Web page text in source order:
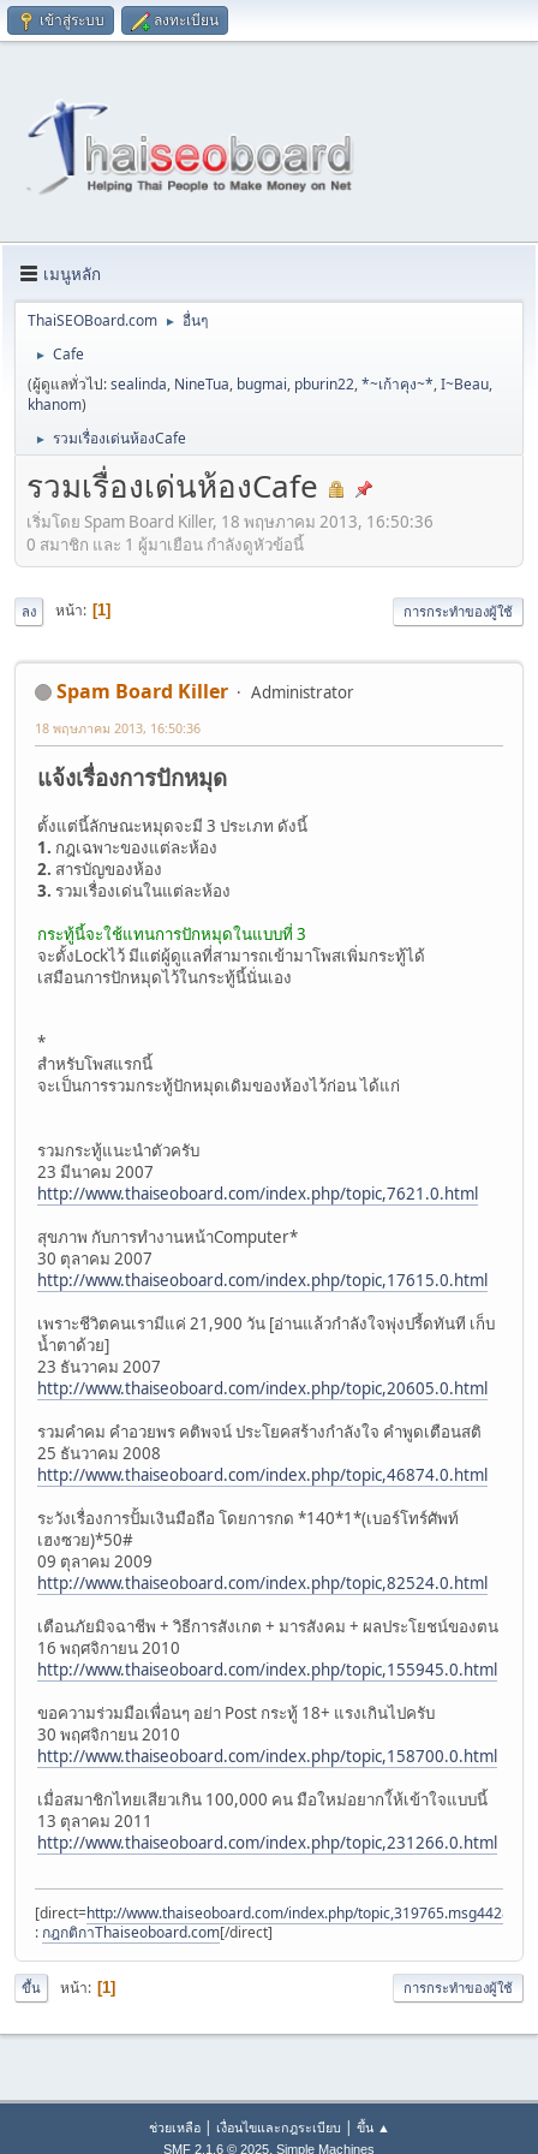
เข้าสู่ระบบ ลงทะเบียน
เมนูหลัก
ThaiSEOBoard.com ► อื่นๆ
►
Cafe
(ผู้ดูแลทั่วไป:sealinda, NineTua, bugmai, pburin22,*~เก้าคุง~*,I~Beau,
khanom)
► รวมเรื่องเด่นห้องCafe
รวมเรื่องเด่นห้องCafe
เริ่มโดย Spam Board Killer, 18 พฤษภาคม 2013, 16:50:36
0 สมาชิก และ 1 ผู้มาเยือน กำลังดูหัวข้อนี้
ลง หน้า 1 การกระทำของผู้ใช้
Spam Board Killer Administrator
18 พฤษภาคม 2013, 16:50:36
แจ้งเรื่องการปักหมุด
ตั้งแต่นี้ลักษณะหมุดจะมี 3 ประเภท ดังนี้
1. กฎเฉพาะของแต่ละห้อง
2. สารบัญของห้อง
3. รวมเรื่องเด่นในแต่ละห้อง
กระทู้นี้จะใช้แทนการปักหมุดในแบบที่ 3
จะตั้งLockไว้ มีแต่ผู้ดูแลที่สามารถเข้ามาโพสเพิ่มกระทู้ได้
เสมือนการปักหมุดไว้ในกระทู้นี้นั่นเอง
*
สำหรับโพสแรกนี้
จะเป็นการรวมกระทู้ปักหมุดเดิมของห้องไว้ก่อน ได้แก่
รวมกระทู้แนะนำตัวครับ
23 มีนาคม 2007
http://www.thaiseoboard.com/index.php/topic,7621.0.html
สุขภาพ กับการทำงานหน้าComputer*
30 ตุลาคม 2007
http://www.thaiseoboard.com/index.php/topic,17615.0.html
เพราะชีวิตคนเรามีแค่ 21,900 วัน [อ่านแล้วกำลังใจพุ่งปรี้ดทันที เก็บ
น้ำตาด้วย]
23 ธันวาคม 2007
http://www.thaiseoboard.com/index.php/topic,20605.0.html
รวมคำคม คำอวยพร คติพจน์ ประโยคสร้างกำลังใจ คำพูดเตือนสติ
25 ธันวาคม 2008
http://www.thaiseoboard.com/index.php/topic,46874.0.html
ระวังเรื่องการปั้มเงินมือถือ โดยการกด *140*1*(เบอร์โทร์ศัพท์
เฮงซวย)*50#
09 ตุลาคม 2009
http://www.thaiseoboard.com/index.php/topic,82524.0.html
เตือนภัยมิจฉาชีพ + วิธีการสังเกต + มารสังคม + ผลประโยชน์ของตน
16 พฤศจิกายน 2010
http://www.thaiseoboard.com/index.php/topic,155945.0.html
ขอความร่วมมือเพื่อนๆ อย่า Post กระทู้ 18+ แรงเกินไปครับ
30 พฤศจิกายน 2010
http://www.thaiseoboard.com/index.php/topic,158700.0.html
เมื่อสมาชิกไทยเสียวเกิน 100,000 คน มือใหม่อยากใ้ห้เข้าใจแบบนี้
13 ตุลาคม 2011
http://www.thaiseoboard.com/index.php/topic,231266.0.html
[direct=http://www.thaiseoboard.com/index.php/
: กฎกติกาThaiseoboard.com[/direct]
ขึ้น หน้า 1 การกระทำของผู้ใช้
ช่วยเหลือ| เงื่อนไขและกฎระเบียบ | ขึ้น ▲
SMF 2.1.6 © 2025, Simple Machines